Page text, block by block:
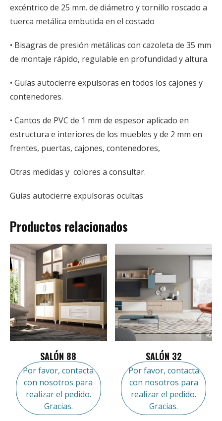
excéntrico de 25 mm. de diámetro y tornillo roscado a
tuerca metálica embutida en el costado
• Bisagras de presión metálicas con cazoleta de 35 mm
de montaje rápido, regulable en profundidad y altura.
• Guías autocierre expulsoras en todos los cajones y
contenedores.
• Cantos de PVC de 1 mm de espesor aplicado en
estructura e interiores de los muebles y de 2 mm en
frentes, puertas, cajones, contenedores,
Otras medidas y colores a consultar.
Guías autocierre expulsoras ocultas
Productos relacionados
SALÓN 88
Por favor, contacta
con nosotros para
realizar el pedido.
Gracias.
SALÓN 32
Por favor, contacta
con nosotros para
realizar el pedido.
Gracias.